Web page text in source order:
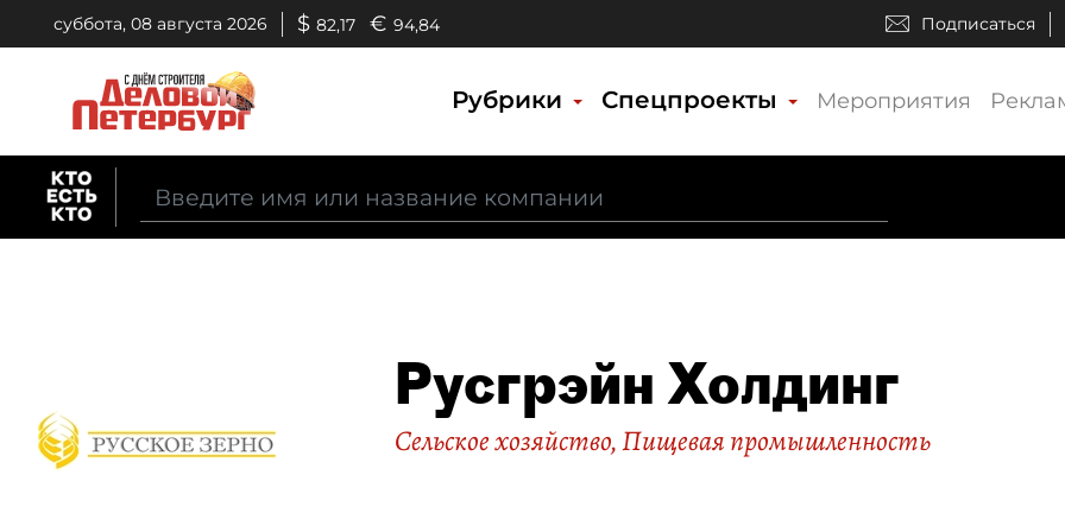
суббота, 08 августа 2026 $ 82,17 € 94,84 Подписаться
Рубрики Спецпроекты Мероприятия
Русгрэйн Холдинг
Сельское хозяйство,Пищевая промышленность